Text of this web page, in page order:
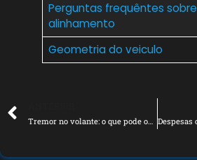
Perguntas frequêntes sobre
alinhamento
Geometria do veiculo
Tremor no volante: o que pode ocasionar esse inconveniente?